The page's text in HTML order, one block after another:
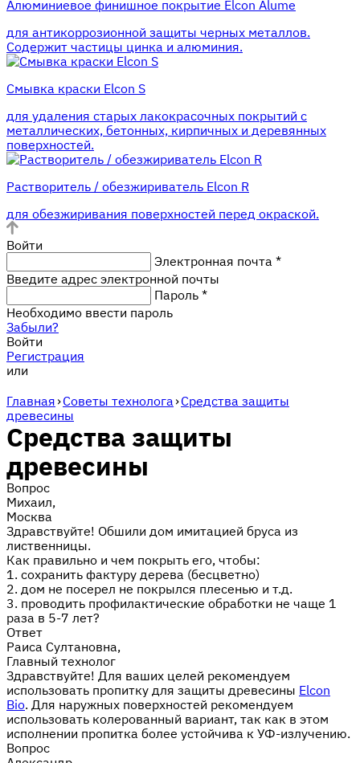
Алюминиевое финишное покрытие Elcon Alume
для антикоррозионной защиты черных металлов.
Содержит частицы цинка и алюминия.
Смывка краски Elcon S
для удаления старых лакокрасочных покрытий с
металлических, бетонных, кирпичных и деревянных
поверхностей.
Растворитель / обезжириватель Elcon R
для обезжиривания поверхностей перед окраской.
Войти
Электронная почта *
Введите адрес электронной почты
Пароль *
Необходимо ввести пароль
Забыли?
Войти
Регистрация
или
Главная ›Советы технолога ›Средства защиты
древесины
Средства защиты
древесины
Вопрос
Михаил,
Москва
Здравствуйте! Обшили дом имитацией бруса из
лиственницы.
Как правильно и чем покрыть его, чтобы:
1. сохранить фактуру дерева (бесцветно)
2. дом не посерел не покрылся плесенью и т.д.
3. проводить профилактические обработки не чаще 1
раза в 5-7 лет?
Ответ
Раиса Султановна,
Главный технолог
Здравствуйте! Для ваших целей рекомендуем
использовать пропитку для защиты древесины Elcon
Bio. Для наружных поверхностей рекомендуем
использовать колерованный вариант, так как в этом
исполнении пропитка более устойчива к УФ-излучению.
Вопрос